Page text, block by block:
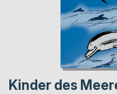
Kinder des